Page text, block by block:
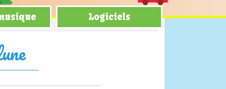
Logiciels